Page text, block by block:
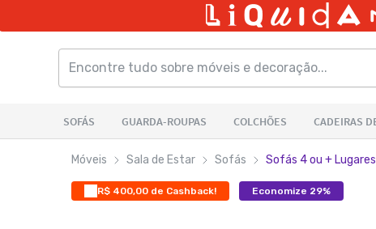
Móveis Sala de Estar Sofás Sofás 4 ou + Lugares
R$ 400,00 de Cashback! Economize 29%